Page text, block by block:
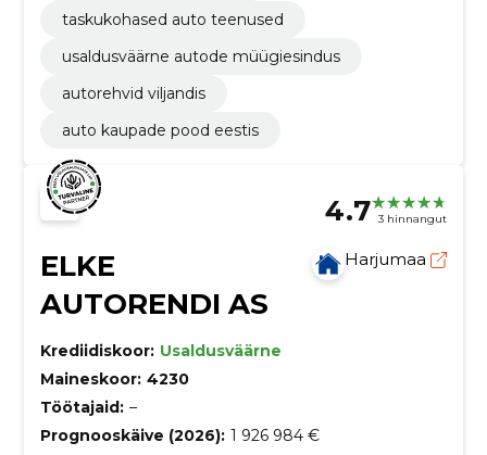
taskukohased auto teenused
usaldusväärne autode müügiesindus
autorehvid viljandis
auto kaupade pood eestis
4.7 3 hinnangut
ELKE
AUTORENDI AS
Harjumaa
Krediidiskoor: Usaldusväärne
Maineskoor: 4230
Töötajaid: –
Prognooskäive (2026): 1 926 984 €